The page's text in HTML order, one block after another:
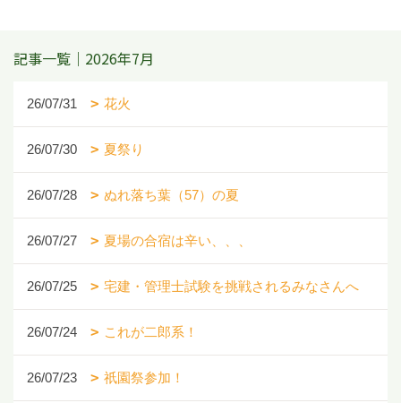
記事一覧｜2026年7月
26/07/31 花火
26/07/30 夏祭り
26/07/28 ぬれ落ち葉（57）の夏
26/07/27 夏場の合宿は辛い、、、
26/07/25 宅建・管理士試験を挑戦されるみなさんへ
26/07/24 これが二郎系！
26/07/23 祇園祭参加！